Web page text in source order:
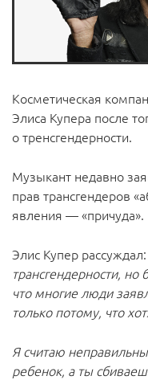
Косметическая
Элиса Купера после
о тренсгендерности.
Музыкант недавно
прав трансгендеров
явления — «причуда».
Элис Купер рассуждал:
трансгендерности, но
что многие люди
только потому, что
Я считаю
ребенок, а ты